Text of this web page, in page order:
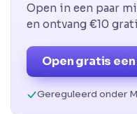
Open in een paar
en ontvang €10
Open gratis
Gereguleerd onder